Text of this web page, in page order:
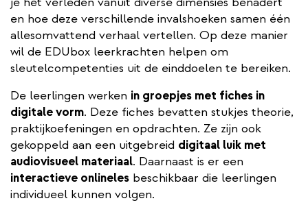
en hoe deze verschillende invalshoeken samen één
allesomvattend verhaal vertellen. Op deze manier
wil de EDUbox leerkrachten helpen om
sleutelcompetenties uit de einddoelen te bereiken.
De leerlingen werken in groepjes met fiches in
digitale vorm. Deze fiches bevatten stukjes theorie,
praktijkoefeningen en opdrachten. Ze zijn ook
gekoppeld aan een uitgebreid digitaal luik met
audiovisueel materiaal. Daarnaast is er een
interactieve onlineles beschikbaar die leerlingen
individueel kunnen volgen.